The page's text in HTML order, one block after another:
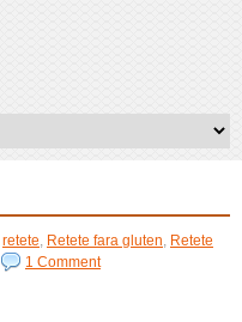
retete, Retete fara gluten, Retete
1 Comment